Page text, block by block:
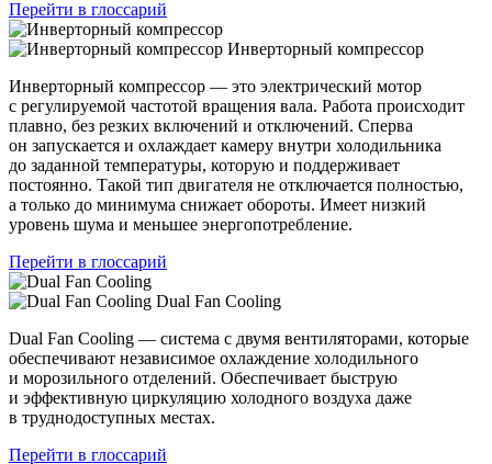
Перейти в глоссарий
Инверторный компрессор
Инверторный компрессор — это электрический мотор
с регулируемой частотой вращения вала. Работа происходит
плавно, без резких включений и отключений. Сперва
он запускается и охлаждает камеру внутри холодильника
до заданной температуры, которую и поддерживает
постоянно. Такой тип двигателя не отключается полностью,
а только до минимума снижает обороты. Имеет низкий
уровень шума и меньшее энергопотребление.
Перейти в глоссарий
Dual Fan Cooling
Dual Fan Cooling — система с двумя вентиляторами, которые
обеспечивают независимое охлаждение холодильного
и морозильного отделений. Обеспечивает быструю
и эффективную циркуляцию холодного воздуха даже
в труднодоступных местах.
Перейти в глоссарий